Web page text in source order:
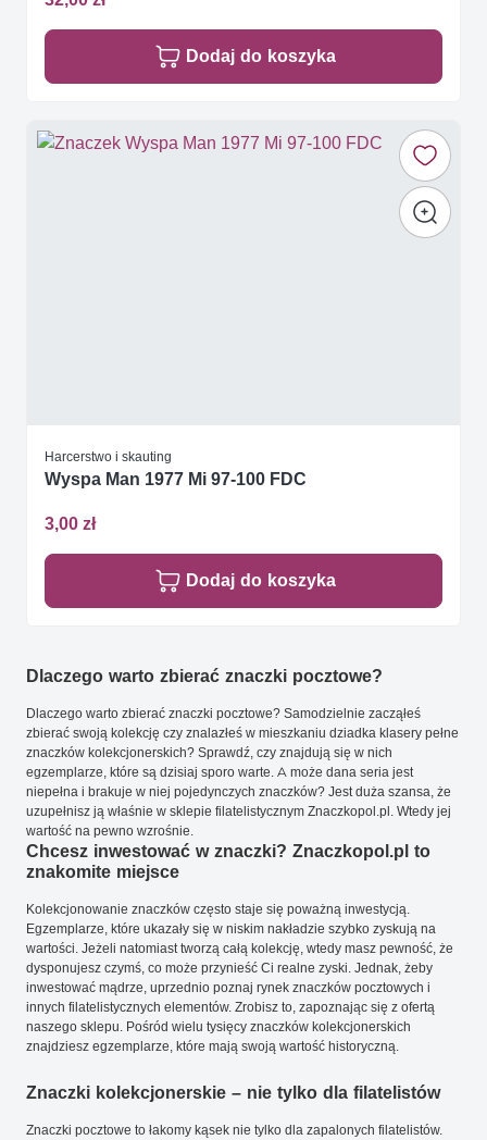
Dodaj do koszyka
Harcerstwo i skauting
Wyspa Man 1977 Mi 97-100 FDC
3,00 zł
Dodaj do koszyka
Dlaczego warto zbierać znaczki pocztowe?
Dlaczego warto zbierać znaczki pocztowe? Samodzielnie zacząłeś
zbierać swoją kolekcję czy znalazłeś w mieszkaniu dziadka klasery pełne
znaczków kolekcjonerskich? Sprawdź, czy znajdują się w nich
egzemplarze, które są dzisiaj sporo warte. A może dana seria jest
niepełna i brakuje w niej pojedynczych znaczków? Jest duża szansa, że
uzupełnisz ją właśnie w sklepie filatelistycznym Znaczkopol.pl. Wtedy jej
wartość na pewno wzrośnie.
Chcesz inwestować w znaczki? Znaczkopol.pl to
znakomite miejsce
Kolekcjonowanie znaczków często staje się poważną inwestycją.
Egzemplarze, które ukazały się w niskim nakładzie szybko zyskują na
wartości. Jeżeli natomiast tworzą całą kolekcję, wtedy masz pewność, że
dysponujesz czymś, co może przynieść Ci realne zyski. Jednak, żeby
inwestować mądrze, uprzednio poznaj rynek znaczków pocztowych i
innych filatelistycznych elementów. Zrobisz to, zapoznając się z ofertą
naszego sklepu. Pośród wielu tysięcy znaczków kolekcjonerskich
znajdziesz egzemplarze, które mają swoją wartość historyczną.
Znaczki kolekcjonerskie – nie tylko dla filatelistów
Znaczki pocztowe to łakomy kąsek nie tylko dla zapalonych filatelistów.